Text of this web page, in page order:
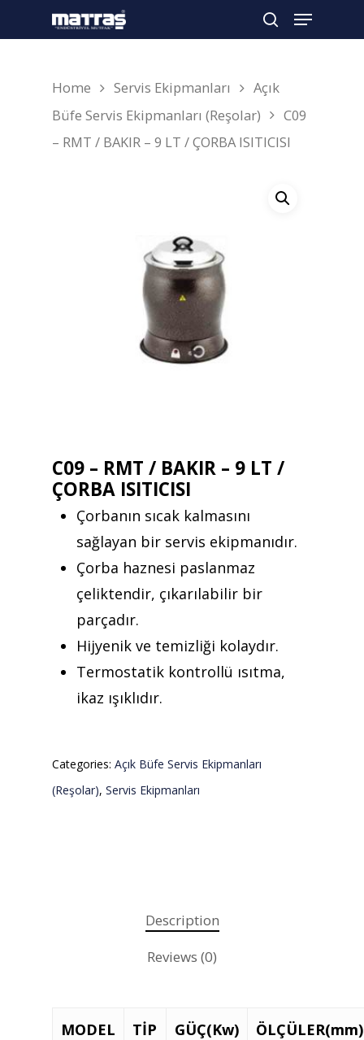
Arama yapmak için enter'a basın
Home Servis Ekipmanları
Açık
Büfe Servis Ekipmanları (Reşolar)
C09
– RMT / BAKIR – 9 LT / ÇORBA ISITICISI
C09 – RMT / BAKIR – 9 LT /
ÇORBA ISITICISI
Çorbanın sıcak kalmasını
sağlayan bir servis ekipmanıdır.
Çorba haznesi paslanmaz
çeliktendir, çıkarılabilir bir
parçadır.
Hijyenik ve temizliği kolaydır.
Termostatik kontrollü ısıtma,
ikaz ışıklıdır.
Categories: Açık Büfe Servis Ekipmanları
(Reşolar), Servis Ekipmanları
Description
Reviews (0)
MODEL TİP GÜÇ(Kw) ÖLÇÜLER(mm)